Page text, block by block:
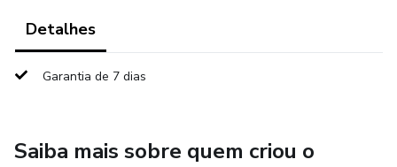
Detalhes
Garantia de 7 dias
Saiba mais sobre quem criou o